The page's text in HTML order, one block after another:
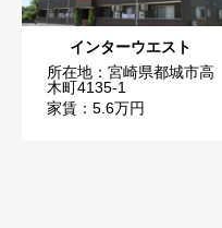
インターウエスト
所在地：宮崎県都城市高
木町4135-1
家賃：5.6万円